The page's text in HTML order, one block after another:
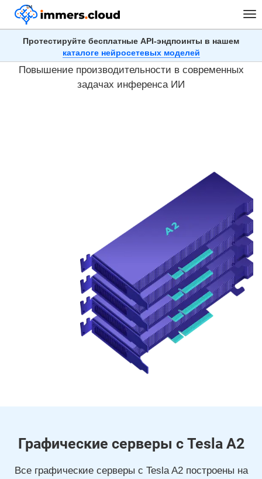
Протестируйте бесплатные API-эндпоинты в нашем
каталоге нейросетевых моделей
™
Облачные серверы с Tesla A2
Повышение производительности в современных
задачах инференса ИИ
Графические серверы с Tesla A2
Все графические серверы с Tesla A2 построены на